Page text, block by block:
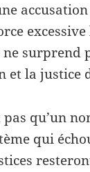
surprend
et la justice
pas qu’un
qui